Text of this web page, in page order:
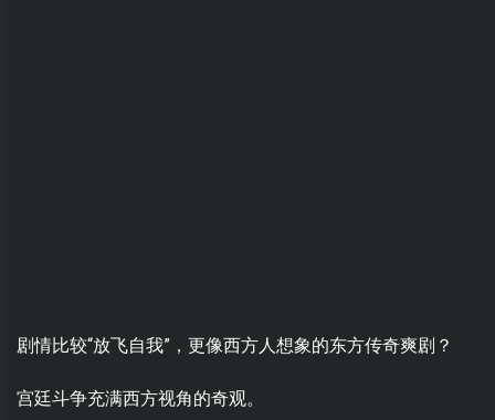
剧情比较“放飞自我”，更像西方人想象的东方传奇爽剧？
宫廷斗争充满西方视角的奇观。